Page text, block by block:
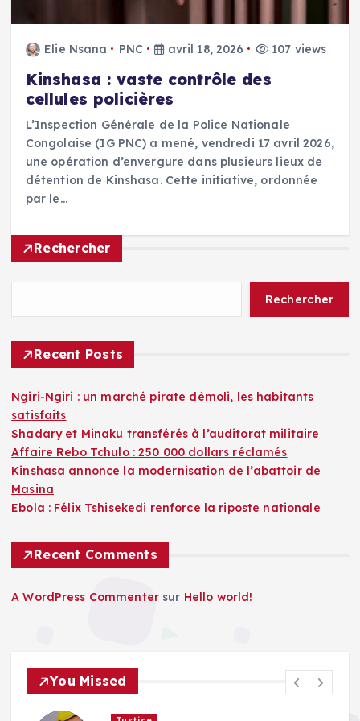
Elie Nsana PNC avril 18, 2026 107 views
Kinshasa : vaste contrôle des
cellules policières
L’Inspection Générale de la Police Nationale
Congolaise (IG PNC) a mené, vendredi 17 avril 2026,
une opération d’envergure dans plusieurs lieux de
détention de Kinshasa. Cette initiative, ordonnée
par le…
Rechercher
Rechercher
Recent Posts
Ngiri-Ngiri : un marché pirate démoli, les habitants
satisfaits
Shadary et Minaku transférés à l’auditorat militaire
Affaire Rebo Tchulo : 250 000 dollars réclamés
Kinshasa annonce la modernisation de l’abattoir de
Masina
Ebola : Félix Tshisekedi renforce la riposte nationale
Recent Comments
A WordPress Commenter sur Hello world!
You Missed